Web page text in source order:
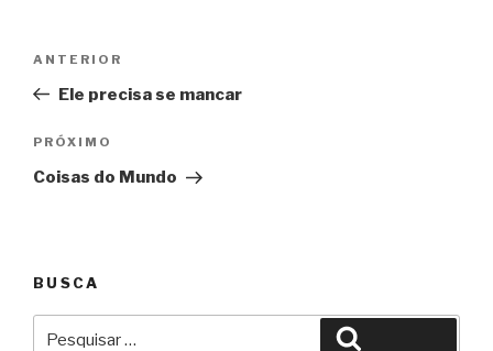
Post
Anterior
ANTERIOR
Ele precisa se mancar
Próximo
PRÓXIMO
Coisas do Mundo
BUSCA